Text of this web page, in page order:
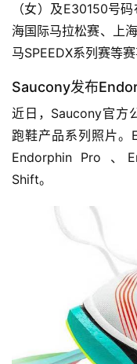
（女）及E30150号
海国际马拉松赛、上
马SPEEDX系列赛等
Saucony发布
近日，Saucony官方
跑鞋产品系列照片。
Endorphin Pro 、
Shift。